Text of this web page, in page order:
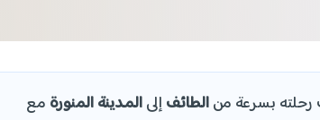
رحلته بسرعة منالطائفإلىالمدينة المنورة مع